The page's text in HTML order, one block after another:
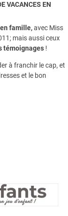
VACANCES EN
famille,avec Miss
mais aussi ceux
témoignages !
à franchir le cap, et
et le bon